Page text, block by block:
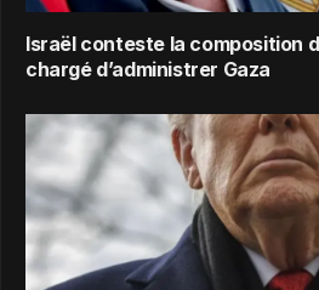
Israël conteste la composition
chargé d’administrer Gaza